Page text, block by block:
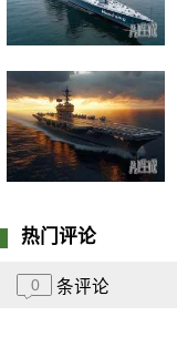
热门评论
0 条评论